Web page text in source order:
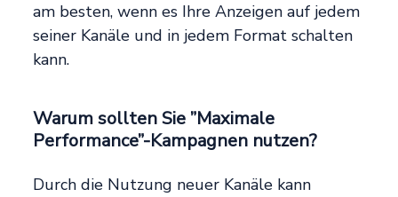
am besten, wenn es Ihre Anzeigen auf jedem
seiner Kanäle und in jedem Format schalten
kann.
Warum sollten Sie ”Maximale
Performance”-Kampagnen nutzen?
Durch die Nutzung neuer Kanäle kann